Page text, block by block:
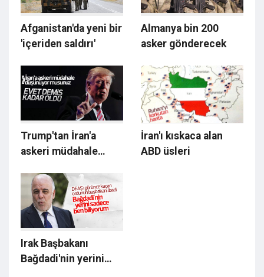
Afganistan'da yeni bir
'içeriden saldırı'
Almanya bin 200
asker gönderecek
Trump'tan İran'a
askeri müdahale
İran'ı kıskaca alan
ABD üsleri
Irak Başbakanı
Bağdadi'nin yerini